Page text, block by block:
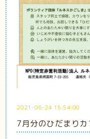
2021-06-24 15:54:00
7月分のひだまりカ